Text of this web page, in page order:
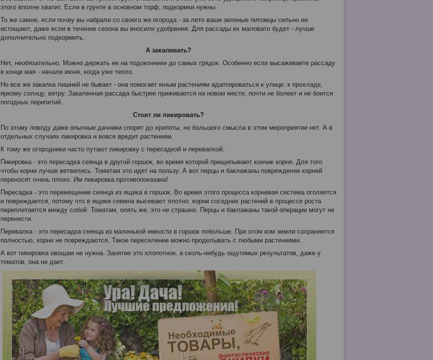
этого вполне хватит. Если в грунте в основном торф, подкормки нужны.
То же самое, если почву вы набрали со своего же огорода - за лето ваши зеленые питомцы сильно ее
истощают, даже если в течение сезона вы вносили удобрения. Для рассады их маловато будет - лучше
дополнительно подкормить.
А закаливать?
Нет, необязательно. Можно держать ее на подоконнике до самых грядок. Особенно если высаживаете рассаду
в конце мая - начале июня, когда уже тепло.
Но все же закалка лишней не бывает - она помогает юным растениям адаптироваться к улице: к прохладе,
яркому солнцу, ветру. Закаленная рассада быстрее приживается на новом месте, почти не болеет и не боится
погодных перипетий.
Стоит ли пикировать?
По этому поводу даже опытные дачники спорят до хрипоты, но большого смысла в этом мероприятии нет. А в
отдельных случаях пикировка и вовсе вредит растениям.
К тому же огородники часто путают пикировку с пересадкой и перевалкой.
Пикировка - это пересадка сеянца в другой горшок, во время которой прищипывают кончик корня. Для того
чтобы корни лучше ветвились. Томатам это идет на пользу. А вот перцы и баклажаны повреждение корней
переносят очень плохо. Им пикировка противопоказана!
Пересадка - это перемещение сеянца из ящика в горшок. Во время этого процесса корневая система оголяется
и повреждается, потому что в ящики семена высевают плотно, корни соседних растений в процессе роста
переплетаются между собой. Томатам, опять же, это не страшно. Перцы и баклажаны такой операции могут не
перенести.
Перевалка - это пересадка сеянца из маленькой емкости в горшок побольше. При этом ком земли сохраняется
полностью, корни не повреждаются. Такое переселение можно проделывать с любыми растениями.
А вот пикировка овощам не нужна. Занятие это хлопотное, а сколь-нибудь ощутимых результатов, даже у
томатов, она не дает.